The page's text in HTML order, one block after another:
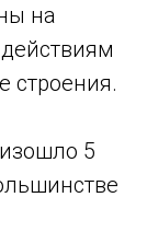
на
строения.
5